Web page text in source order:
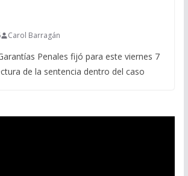
Carol Barragán
Penales fijó para este viernes 7
de la sentencia dentro del caso